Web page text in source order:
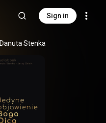
Sign in
Danuta Stenka